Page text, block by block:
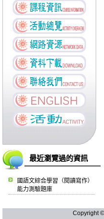
最近瀏覽過的資訊
國語文綜合學習（閱讀寫作）
能力測驗題庫
Copyright